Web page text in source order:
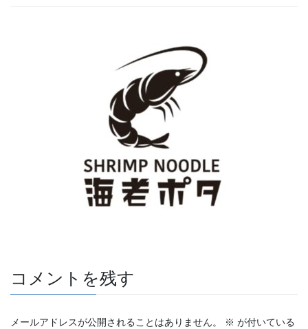
コメントを残す
メールアドレスが公開されることはありません。 ※ が付いている